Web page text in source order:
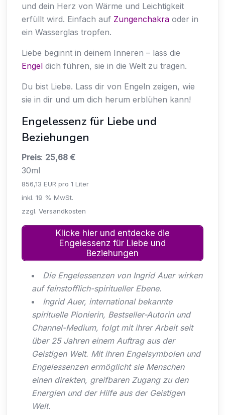
und dein Herz von Wärme und Leichtigkeit
erfüllt wird. Einfach auf Zungenchakra oder in
ein Wasserglas tropfen.
Liebe beginnt in deinem Inneren – lass die
Engel dich führen, sie in die Welt zu tragen.
Du bist Liebe. Lass dir von Engeln zeigen, wie
sie in dir und um dich herum erblühen kann!
Engelessenz für Liebe und
Beziehungen
Preis: 25,68 €
30ml
856,13 EUR pro 1 Liter
inkl. 19 % MwSt.
zzgl. Versandkosten
Klicke hier und entdecke die
Engelessenz für Liebe und
Beziehungen
Die Engelessenzen von Ingrid Auer wirken
auf feinstofflich-spiritueller Ebene.
Ingrid Auer, international bekannte
spirituelle Pionierin, Bestseller-Autorin und
Channel-Medium, folgt mit ihrer Arbeit seit
über 25 Jahren einem Auftrag aus der
Geistigen Welt. Mit ihren Engelsymbolen und
Engelessenzen ermöglicht sie Menschen
einen direkten, greifbaren Zugang zu den
Energien und der Hilfe aus der Geistigen
Welt.